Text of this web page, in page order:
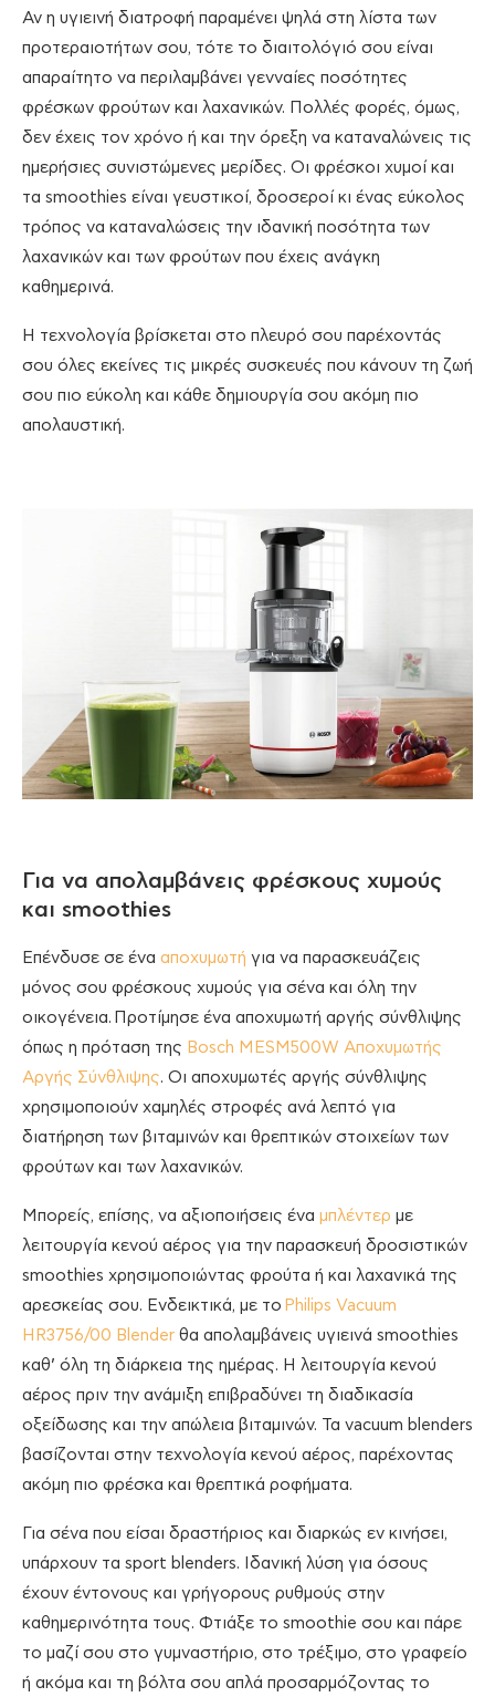
Αν η υγιεινή διατροφή παραμένει ψηλά στη λίστα των
προτεραιοτήτων σου, τότε το διαιτολόγιό σου είναι
απαραίτητο να περιλαμβάνει γενναίες ποσότητες
φρέσκων φρούτων και λαχανικών. Πολλές φορές, όμως,
δεν έχεις τον χρόνο ή και την όρεξη να καταναλώνεις τις
ημερήσιες συνιστώμενες μερίδες. Οι φρέσκοι χυμοί και
τα smoothies είναι γευστικοί, δροσεροί κι ένας εύκολος
τρόπος να καταναλώσεις την ιδανική ποσότητα των
λαχανικών και των φρούτων που έχεις ανάγκη
καθημερινά.
Η τεχνολογία βρίσκεται στο πλευρό σου παρέχοντάς
σου όλες εκείνες τις μικρές συσκευές που κάνουν τη ζωή
σου πιο εύκολη και κάθε δημιουργία σου ακόμη πιο
απολαυστική.
Για να απολαμβάνεις φρέσκους χυμούς
και smoothies
Επένδυσε σε ένα αποχυμωτή για να παρασκευάζεις
μόνος σου φρέσκους χυμούς για σένα και όλη την
οικογένεια. Προτίμησε ένα αποχυμωτή αργής σύνθλιψης
όπως η πρόταση της Bosch MESM500W Αποχυμωτής
Αργής Σύνθλιψης. Οι αποχυμωτές αργής σύνθλιψης
χρησιμοποιούν χαμηλές στροφές ανά λεπτό για
διατήρηση των βιταμινών και θρεπτικών στοιχείων των
φρούτων και των λαχανικών.
Μπορείς, επίσης, να αξιοποιήσεις ένα μπλέντερ με
λειτουργία κενού αέρος για την παρασκευή δροσιστικών
smoothies χρησιμοποιώντας φρούτα ή και λαχανικά της
αρεσκείας σου. Ενδεικτικά, με το Philips Vacuum
HR3756/00 Blender θα απολαμβάνεις υγιεινά smoothies
καθ’ όλη τη διάρκεια της ημέρας. Η λειτουργία κενού
αέρος πριν την ανάμιξη επιβραδύνει τη διαδικασία
οξείδωσης και την απώλεια βιταμινών. Τα vacuum blenders
βασίζονται στην τεχνολογία κενού αέρος, παρέχοντας
ακόμη πιο φρέσκα και θρεπτικά ροφήματα.
Για σένα που είσαι δραστήριος και διαρκώς εν κινήσει,
υπάρχουν τα sport blenders. Iδανική λύση για όσους
έχουν έντονους και γρήγορους ρυθμούς στην
καθημερινότητα τους. Φτιάξε το smoothie σου και πάρε
το μαζί σου στο γυμναστήριο, στο τρέξιμο, στο γραφείο
ή ακόμα και τη βόλτα σου απλά προσαρμόζοντας το